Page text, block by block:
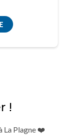
!
La Plagne ❤️